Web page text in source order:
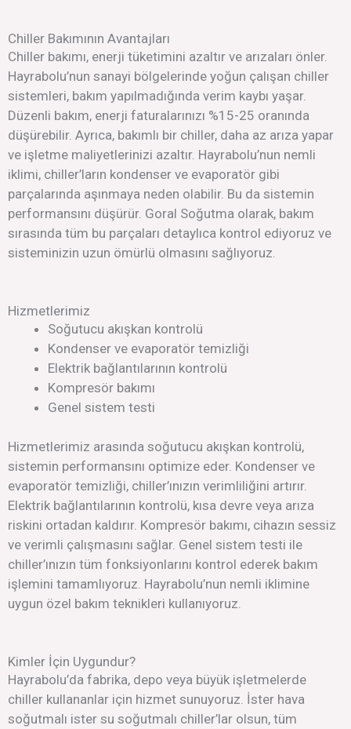
Chiller Bakımının Avantajları
Chiller bakımı, enerji tüketimini azaltır ve arızaları önler.
Hayrabolu’nun sanayi bölgelerinde yoğun çalışan chiller
sistemleri, bakım yapılmadığında verim kaybı yaşar.
Düzenli bakım, enerji faturalarınızı %15-25 oranında
düşürebilir. Ayrıca, bakımlı bir chiller, daha az arıza yapar
ve işletme maliyetlerinizi azaltır. Hayrabolu’nun nemli
iklimi, chiller’ların kondenser ve evaporatör gibi
parçalarında aşınmaya neden olabilir. Bu da sistemin
performansını düşürür. Goral Soğutma olarak, bakım
sırasında tüm bu parçaları detaylıca kontrol ediyoruz ve
sisteminizin uzun ömürlü olmasını sağlıyoruz.
Hizmetlerimiz
Soğutucu akışkan kontrolü
Kondenser ve evaporatör temizliği
Elektrik bağlantılarının kontrolü
Kompresör bakımı
Genel sistem testi
Hizmetlerimiz arasında soğutucu akışkan kontrolü,
sistemin performansını optimize eder. Kondenser ve
evaporatör temizliği, chiller’ınızın verimliliğini artırır.
Elektrik bağlantılarının kontrolü, kısa devre veya arıza
riskini ortadan kaldırır. Kompresör bakımı, cihazın sessiz
ve verimli çalışmasını sağlar. Genel sistem testi ile
chiller’ınızın tüm fonksiyonlarını kontrol ederek bakım
işlemini tamamlıyoruz. Hayrabolu’nun nemli iklimine
uygun özel bakım teknikleri kullanıyoruz.
Kimler İçin Uygundur?
Hayrabolu’da fabrika, depo veya büyük işletmelerde
chiller kullananlar için hizmet sunuyoruz. İster hava
soğutmalı ister su soğutmalı chiller’lar olsun, tüm